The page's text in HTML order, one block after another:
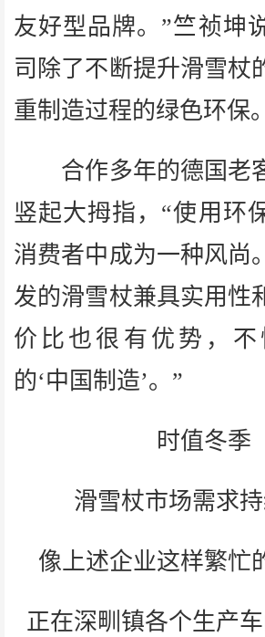
友好型品牌。”竺祯坤
司除了不断提升滑雪杖
重制造过程的绿色环保。
合作多年的德国老
竖起大拇指，“使用环
消费者中成为一种风尚
发的滑雪杖兼具实用性
价比也很有优势，
的‘中国制造’。”
时值冬季
滑雪杖市场需求
像上述企业这样繁忙
正在深甽镇各个生产